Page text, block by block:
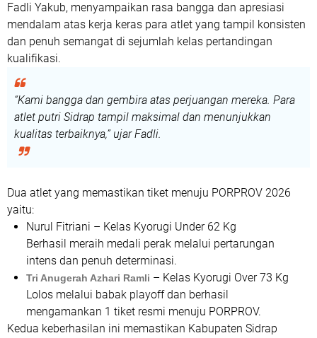
Fadli Yakub, menyampaikan rasa bangga dan apresiasi
mendalam atas kerja keras para atlet yang tampil konsisten
dan penuh semangat di sejumlah kelas pertandingan
kualifikasi.
“Kami bangga dan gembira atas perjuangan mereka. Para
atlet putri Sidrap tampil maksimal dan menunjukkan
kualitas terbaiknya,”ujar Fadli.
Dua atlet yang memastikan tiket menuju PORPROV 2026
yaitu:
Nurul Fitriani – Kelas Kyorugi Under 62 Kg
Berhasil meraih medali perak melalui pertarungan
intens dan penuh determinasi.
Tri Anugerah Azhari Ramli – Kelas Kyorugi Over 73 Kg
Lolos melalui babak playoffdan berhasil
mengamankan 1 tiket resmi menuju PORPROV.
Kedua keberhasilan ini memastikan Kabupaten Sidrap